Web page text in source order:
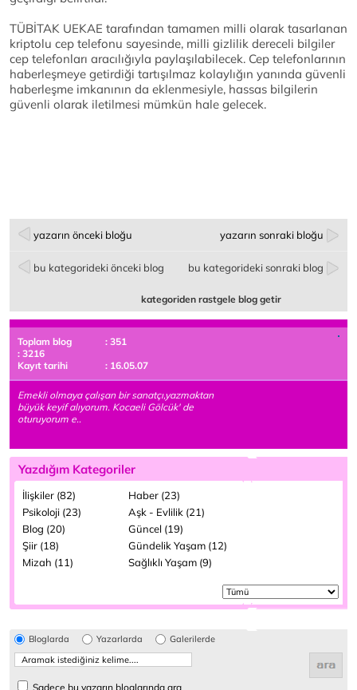
TÜBİTAK UEKAE tarafından tamamen milli olarak tasarlanan
kriptolu cep telefonu sayesinde, milli gizlilik dereceli bilgiler
cep telefonları aracılığıyla paylaşılabilecek. Cep telefonlarının
haberleşmeye getirdiği tartışılmaz kolaylığın yanında güvenli
haberleşme imkanının da eklenmesiyle, hassas bilgilerin
güvenli olarak iletilmesi mümkün hale gelecek.
yazarın önceki bloğu yazarın sonraki bloğu
bu kategorideki önceki blog bu kategorideki sonraki blog
kategoriden rastgele blog getir
Toplam blog
: 351
: 3216
Kayıt tarihi
: 16.05.07
Emekli olmaya çalışan bir sanatçı,yazmaktan
büyük keyif alıyorum. Kocaeli Gölcük' de
oturuyorum e..
Yazdığım Kategoriler
İlişkiler (82)
Haber (23)
Psikoloji (23)
Aşk - Evlilik (21)
Blog (20)
Güncel (19)
Şiir (18)
Gündelik Yaşam (12)
Mizah (11)
Sağlıklı Yaşam (9)
Bloglarda Yazarlarda Galerilerde
Sadece bu yazarın bloglarında ara